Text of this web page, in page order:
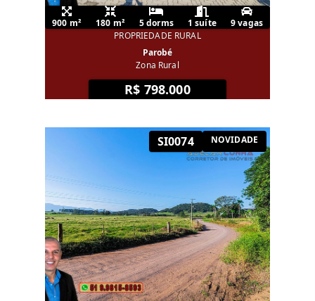
900 m² 180 m² 5 dorms 1 suíte
9 vagas
PROPRIEDADE RURAL
Parobé
Zona Rural
R$ 798.000
SI0074 NOVIDADE